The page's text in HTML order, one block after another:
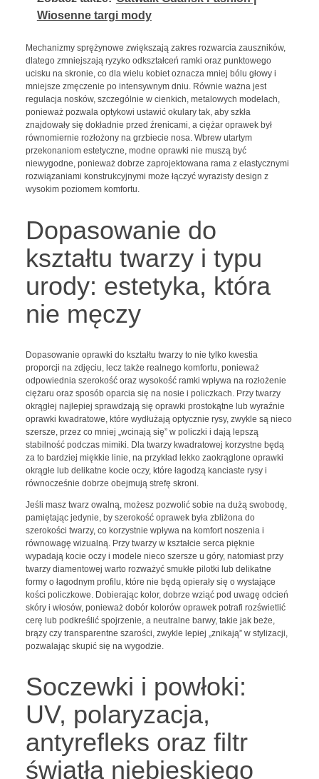
Wiosenne targi mody
Mechanizmy sprężynowe zwiększają zakres rozwarcia zauszników,
dlatego zmniejszają ryzyko odkształceń ramki oraz punktowego
ucisku na skronie, co dla wielu kobiet oznacza mniej bólu głowy i
mniejsze zmęczenie po intensywnym dniu. Równie ważna jest
regulacja nosków, szczególnie w cienkich, metalowych modelach,
ponieważ pozwala optykowi ustawić okulary tak, aby szkła
znajdowały się dokładnie przed źrenicami, a ciężar oprawek był
równomiernie rozłożony na grzbiecie nosa. Wbrew utartym
przekonaniom estetyczne, modne oprawki nie muszą być
niewygodne, ponieważ dobrze zaprojektowana rama z elastycznymi
rozwiązaniami konstrukcyjnymi może łączyć wyrazisty design z
wysokim poziomem komfortu.
Dopasowanie do
kształtu twarzy i typu
urody: estetyka, która
nie męczy
Dopasowanie oprawki do kształtu twarzy to nie tylko kwestia
proporcji na zdjęciu, lecz także realnego komfortu, ponieważ
odpowiednia szerokość oraz wysokość ramki wpływa na rozłożenie
ciężaru oraz sposób oparcia się na nosie i policzkach. Przy twarzy
okrągłej najlepiej sprawdzają się oprawki prostokątne lub wyraźnie
oprawki kwadratowe, które wydłużają optycznie rysy, zwykle są nieco
szersze, przez co mniej „wcinają się” w policzki i dają lepszą
stabilność podczas mimiki. Dla twarzy kwadratowej korzystne będą
za to bardziej miękkie linie, na przykład lekko zaokrąglone oprawki
okrągłe lub delikatne kocie oczy, które łagodzą kanciaste rysy i
równocześnie dobrze obejmują strefę skroni.
Jeśli masz twarz owalną, możesz pozwolić sobie na dużą swobodę,
pamiętając jedynie, by szerokość oprawek była zbliżona do
szerokości twarzy, co korzystnie wpływa na komfort noszenia i
równowagę wizualną. Przy twarzy w kształcie serca pięknie
wypadają kocie oczy i modele nieco szersze u góry, natomiast przy
twarzy diamentowej warto rozważyć smukłe pilotki lub delikatne
formy o łagodnym profilu, które nie będą opierały się o wystające
kości policzkowe. Dobierając kolor, dobrze wziąć pod uwagę odcień
skóry i włosów, ponieważ dobór kolorów oprawek potrafi rozświetlić
cerę lub podkreślić spojrzenie, a neutralne barwy, takie jak beże,
brązy czy transparentne szarości, zwykle lepiej „znikają” w stylizacji,
pozwalając skupić się na wygodzie.
Soczewki i powłoki:
UV, polaryzacja,
antyrefleks oraz filtr
światła niebieskiego